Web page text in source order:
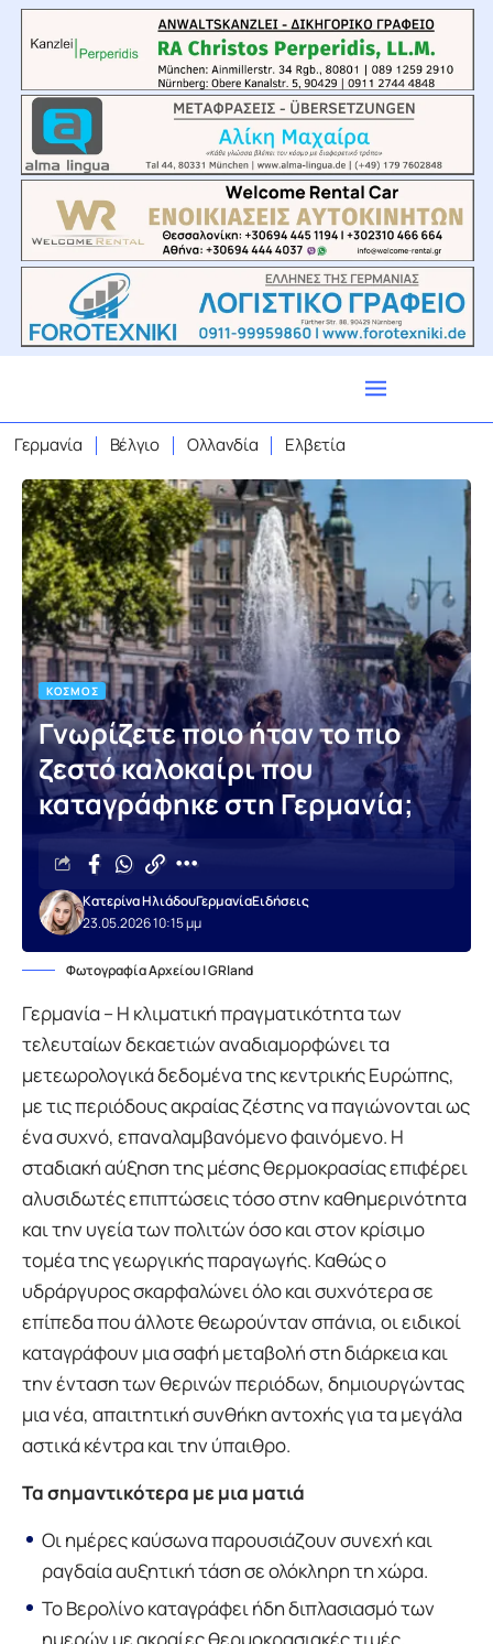
Γερμανία Βέλγιο Ολλανδία Ελβετία
ΚΌΣΜΟΣ
Γνωρίζετε ποιο ήταν το πιο
ζεστό καλοκαίρι που
καταγράφηκε στη Γερμανία;
23.05.2026 10:15 μμ
Κατερίνα ΗλιάδουΓερμανίαΕιδήσεις
Φωτογραφία Αρχείου | GRland
Γερμανία – Η κλιματική πραγματικότητα των
τελευταίων δεκαετιών αναδιαμορφώνει τα
μετεωρολογικά δεδομένα της κεντρικής Ευρώπης,
με τις περιόδους ακραίας ζέστης να παγιώνονται ως
ένα συχνό, επαναλαμβανόμενο φαινόμενο. Η
σταδιακή αύξηση της μέσης θερμοκρασίας επιφέρει
αλυσιδωτές επιπτώσεις τόσο στην καθημερινότητα
και την υγεία των πολιτών όσο και στον κρίσιμο
τομέα της γεωργικής παραγωγής. Καθώς ο
υδράργυρος σκαρφαλώνει όλο και συχνότερα σε
επίπεδα που άλλοτε θεωρούνταν σπάνια, οι ειδικοί
καταγράφουν μια σαφή μεταβολή στη διάρκεια και
την ένταση των θερινών περιόδων, δημιουργώντας
μια νέα, απαιτητική συνθήκη αντοχής για τα μεγάλα
αστικά κέντρα και την ύπαιθρο.
Τα σημαντικότερα με μια ματιά
Οι ημέρες καύσωνα παρουσιάζουν συνεχή και
ραγδαία αυξητική τάση σε ολόκληρη τη χώρα.
Το Βερολίνο καταγράφει ήδη διπλασιασμό των
ημερών με ακραίες θερμοκρασιακές τιμές.